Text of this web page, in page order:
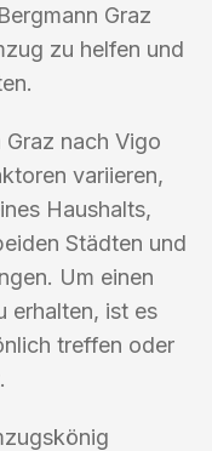
Graz
zu helfen und
nach Vigo
variieren,
Haushalts,
Städten und
Um einen
erhalten, ist es
treffen oder